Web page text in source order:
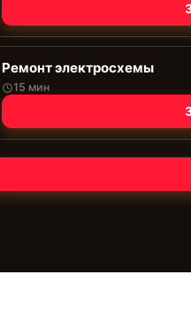
Ремонт электросхемы
15 мин